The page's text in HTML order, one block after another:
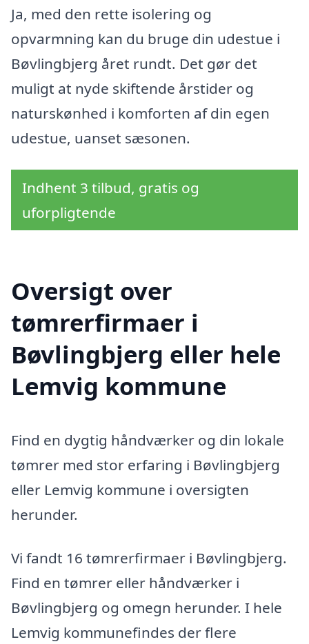
Ja, med den rette isolering og
opvarmning kan du bruge din udestue i
Bøvlingbjerg året rundt. Det gør det
muligt at nyde skiftende årstider og
naturskønhed i komforten af din egen
udestue, uanset sæsonen.
Indhent 3 tilbud, gratis og
uforpligtende
Oversigt over
tømrerfirmaer i
Bøvlingbjerg eller hele
Lemvig kommune
Find en dygtig håndværker og din lokale
tømrer med stor erfaring i Bøvlingbjerg
eller Lemvig kommune i oversigten
herunder.
Vi fandt 16 tømrerfirmaer i Bøvlingbjerg.
Find en tømrer eller håndværker i
Bøvlingbjerg og omegn herunder. I hele
Lemvig kommunefindes der flere